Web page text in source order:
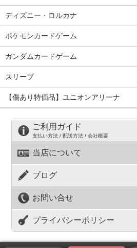
ディズニー・ロルカナ
ポケモンカードゲーム
ガンダムカードゲーム
スリーブ
【傷あり特価品】ユニオンアリーナ
ご利用ガイド
支払い方法 / 配送方法 / 会社概要
当店について
ブログ
お問い合せ
プライバシーポリシー